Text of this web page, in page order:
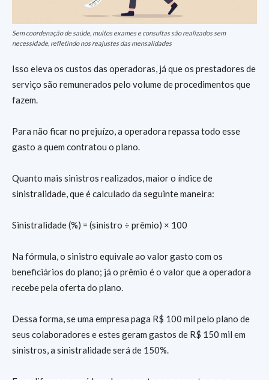
Sem coordenação de saúde, muitos exames e consultas são realizados sem
necessidade, refletindo nos reajustes das mensalidades
Isso eleva os custos das operadoras, já que os prestadores de
serviço são remunerados pelo volume de procedimentos que
fazem.
Para não ficar no prejuízo, a operadora repassa todo esse
gasto a quem contratou o plano.
Quanto mais sinistros realizados, maior o índice de
sinistralidade, que é calculado da seguinte maneira:
Sinistralidade (%) = (sinistro ÷ prêmio) × 100
Na fórmula, o sinistro equivale ao valor gasto com os
beneficiários do plano; já o prêmio é o valor que a operadora
recebe pela oferta do plano.
Dessa forma, se uma empresa paga R$ 100 mil pelo plano de
seus colaboradores e estes geram gastos de R$ 150 mil em
sinistros, a sinistralidade será de 150%.